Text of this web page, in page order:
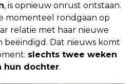
, is opnieuw onrust ontstaan.
momenteel rondgaan op
relatie met haar nieuwe
beëindigd. Dat nieuws komt
slechts twee weken
hun dochter.